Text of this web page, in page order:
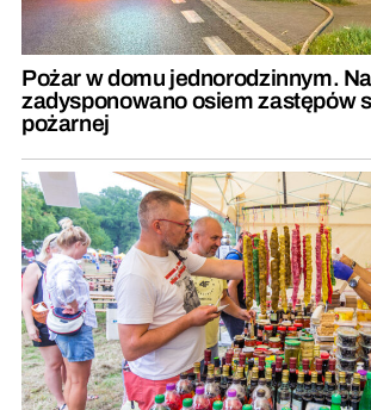
Pożar w domu jednorodzinnym.
zadysponowano osiem zastępów
pożarnej